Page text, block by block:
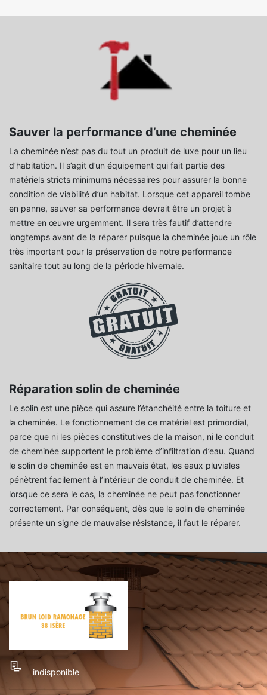
Sauver la performance d’une cheminée
La cheminée n’est pas du tout un produit de luxe pour un lieu
d’habitation. Il s’agit d’un équipement qui fait partie des
matériels stricts minimums nécessaires pour assurer la bonne
condition de viabilité d’un habitat. Lorsque cet appareil tombe
en panne, sauver sa performance devrait être un projet à
mettre en œuvre urgemment. Il sera très fautif d’attendre
longtemps avant de la réparer puisque la cheminée joue un rôle
très important pour la préservation de notre performance
sanitaire tout au long de la période hivernale.
Réparation solin de cheminée
Le solin est une pièce qui assure l’étanchéité entre la toiture et
la cheminée. Le fonctionnement de ce matériel est primordial,
parce que ni les pièces constitutives de la maison, ni le conduit
de cheminée supportent le problème d’infiltration d’eau. Quand
le solin de cheminée est en mauvais état, les eaux pluviales
pénètrent facilement à l’intérieur de conduit de cheminée. Et
lorsque ce sera le cas, la cheminée ne peut pas fonctionner
correctement. Par conséquent, dès que le solin de cheminée
présente un signe de mauvaise résistance, il faut le réparer.
indisponible